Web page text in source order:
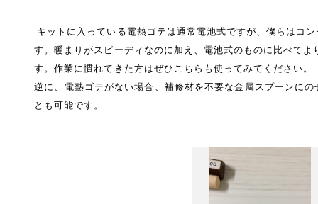
キットに入っている電熱ゴテは通常電池式ですが、僕らはコ
す。暖まりがスピーディなのに加え、電池式のものに比べて
す。作業に慣れてきた方はぜひこちらも使ってみてください。
逆に、電熱ゴテがない場合、補修材を不要な金属スプーンに
とも可能です。